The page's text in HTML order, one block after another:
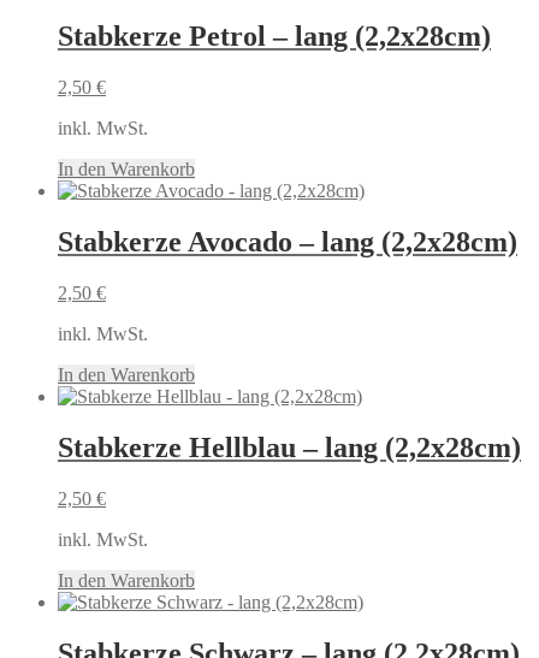
Stabkerze Petrol – lang (2,2x28cm)
2,50 €
inkl. MwSt.
In den Warenkorb
Stabkerze Avocado – lang (2,2x28cm)
2,50 €
inkl. MwSt.
In den Warenkorb
Stabkerze Hellblau – lang (2,2x28cm)
2,50 €
inkl. MwSt.
In den Warenkorb